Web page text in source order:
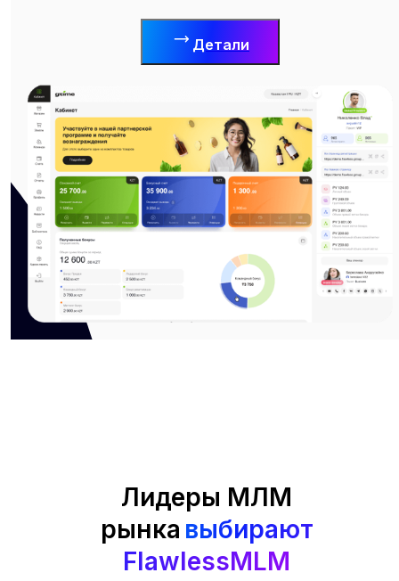
Детали
Лидеры МЛМ
рынка выбирают
FlawlessMLM